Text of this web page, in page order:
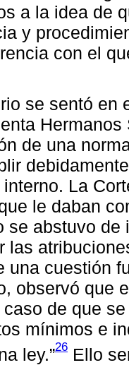
a la idea de
y
con el
se sentó en
Hermanos
de una
La
le daban
se abstuvo
las
una cuestión
observó que
caso de que
mínimos e
ley.”26 Ello